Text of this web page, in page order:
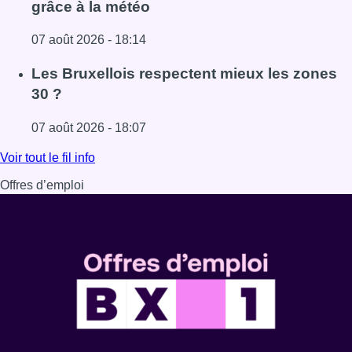
grâce à la météo
07 août 2026 - 18:14
Lire l'article Foire du Midi: les visiteurs au rendez-vous
Les Bruxellois respectent mieux les zones
30 ?
07 août 2026 - 18:07
Lire l'article Les Bruxellois respectent mieux les zones 30
Voir tout le fil info
Offres d’emploi